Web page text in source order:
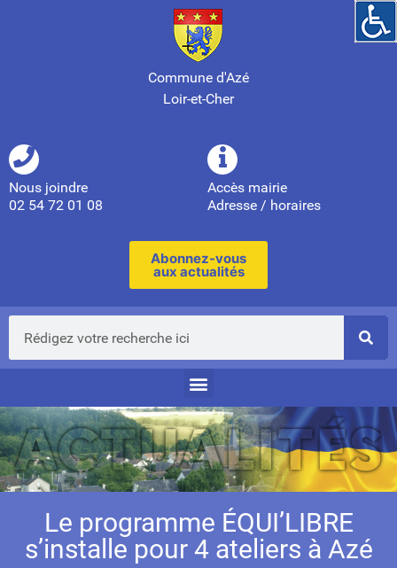
Commune d'Azé
Loir-et-Cher
Nous joindre
02 54 72 01 08
Accès mairie
Adresse / horaires
Abonnez-vous
aux actualités
Le programme ÉQUI’LIBRE
s’installe pour 4 ateliers à Azé